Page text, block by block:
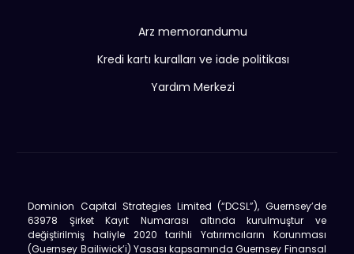
Arz memorandumu
Kredi kartı kuralları ve iade politikası
Yardım Merkezi
Dominion Capital Strategies Limited (“DCSL”), Guernsey’de
63978 Şirket Kayıt Numarası altında kurulmuştur ve
değiştirilmiş haliyle 2020 tarihli Yatırımcıların Korunması
(Guernsey Bailiwick’i) Yasası kapsamında Guernsey Finansal